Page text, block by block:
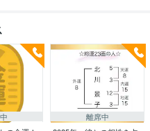
離席中